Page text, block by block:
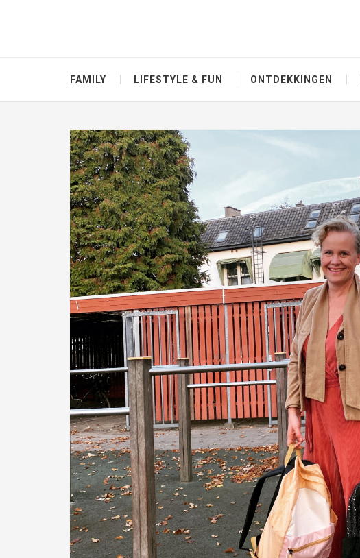
FAMILY LIFESTYLE & FUN ONTDEKKINGEN